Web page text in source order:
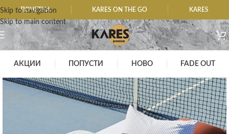
Skip to navigation
Skip to main content
ПОЧЕТНА KARES ON THE GO KARES
АКЦИИ ПОПУСТИ НОВО FADE OUT